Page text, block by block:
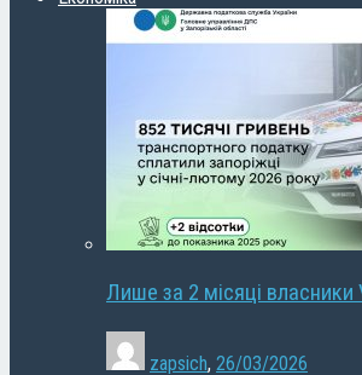
Лише за 2 місяці власники
zapsich, 26/03/2026